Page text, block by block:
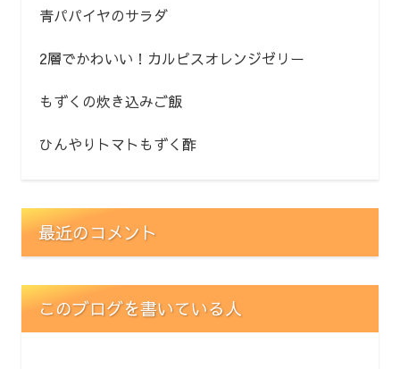
青パパイヤのサラダ
2層でかわいい！カルピスオレンジゼリー
もずくの炊き込みご飯
ひんやりトマトもずく酢
最近のコメント
このブログを書いている人